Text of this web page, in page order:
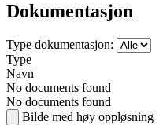
Dokumentasjon
Type dokumentasjon:
Type
Navn
No documents found
No documents found
Bilde med høy oppløsning